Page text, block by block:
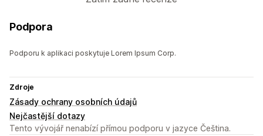
Podpora
Podporu k aplikaci poskytuje Lorem Ipsum Corp.
Zdroje
Zásady ochrany osobních údajů
Nejčastější dotazy
Tento vývojář nenabízí přímou podporu v jazyce Čeština.